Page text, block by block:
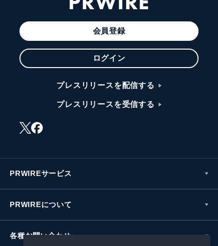
会員登録
ログイン
プレスリリースを配信する
プレスリリースを受信する
PRWIREサービス
PRWIREについて
各種お問い合わせ